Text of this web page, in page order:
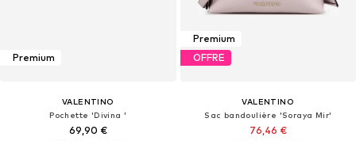
Premium
VALENTINO
Pochette 'Divina '
69,90 €
Premium
OFFRE
VALENTINO
Sac bandoulière 'Soraya Mir'
76,46 €